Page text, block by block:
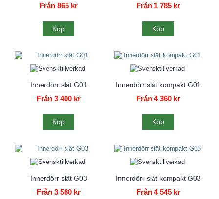
Från 865 kr
Köp
Från 1 785 kr
Köp
Innerdörr slät G01
Från 3 400 kr
Köp
Innerdörr slät kompakt G01
Från 4 360 kr
Köp
Innerdörr slät G03
Från 3 580 kr
Innerdörr slät kompakt G03
Från 4 545 kr